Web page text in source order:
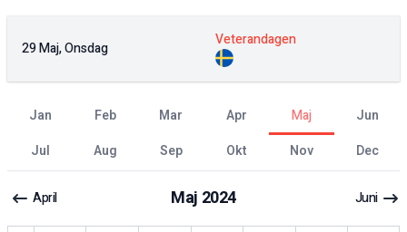
29 Maj, Onsdag Veterandagen
jan feb mar apr maj
jun
jul
aug sep okt nov dec
April Maj 2024 Juni